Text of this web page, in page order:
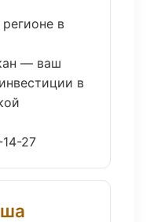
в
— ваш
в
27